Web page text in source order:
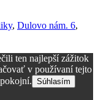
, Dulovo nám. 6,
ten najlepší zážitok
v používaní tejto
Súhlasím